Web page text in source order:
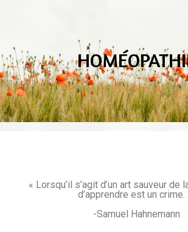
« Lorsqu’il s’agit d’un art sauveur de
d’apprendre est un crime.
-Samuel Hahnemann